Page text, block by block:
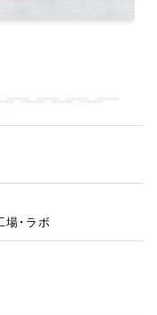
・ラボ